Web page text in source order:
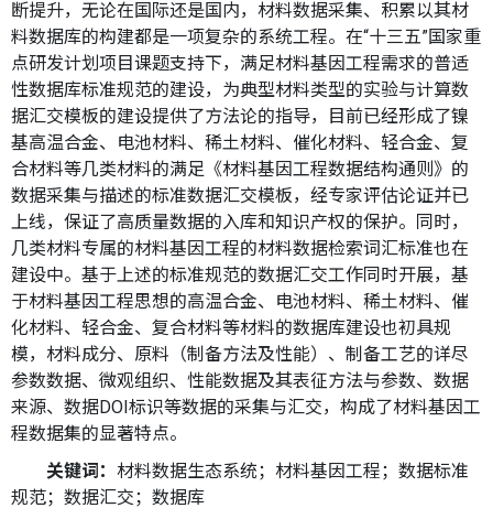
断提升，无论在国际还是国内，材料数据采集、积累以其材
料数据库的构建都是一项复杂的系统工程。在“十三五”国家重
点研发计划项目课题支持下，满足材料基因工程需求的普适
性数据库标准规范的建设，为典型材料类型的实验与计算数
据汇交模板的建设提供了方法论的指导，目前已经形成了镍
基高温合金、电池材料、稀土材料、催化材料、轻合金、复
合材料等几类材料的满足《材料基因工程数据结构通则》的
数据采集与描述的标准数据汇交模板，经专家评估论证并已
上线，保证了高质量数据的入库和知识产权的保护。同时，
几类材料专属的材料基因工程的材料数据检索词汇标准也在
建设中。基于上述的标准规范的数据汇交工作同时开展，基
于材料基因工程思想的高温合金、电池材料、稀土材料、催
化材料、轻合金、复合材料等材料的数据库建设也初具规
模，材料成分、原料（制备方法及性能）、制备工艺的详尽
参数数据、微观组织、性能数据及其表征方法与参数、数据
来源、数据DOI标识等数据的采集与汇交，构成了材料基因工
程数据集的显著特点。
关键词： 材料数据生态系统；材料基因工程；数据标准
规范；数据汇交；数据库